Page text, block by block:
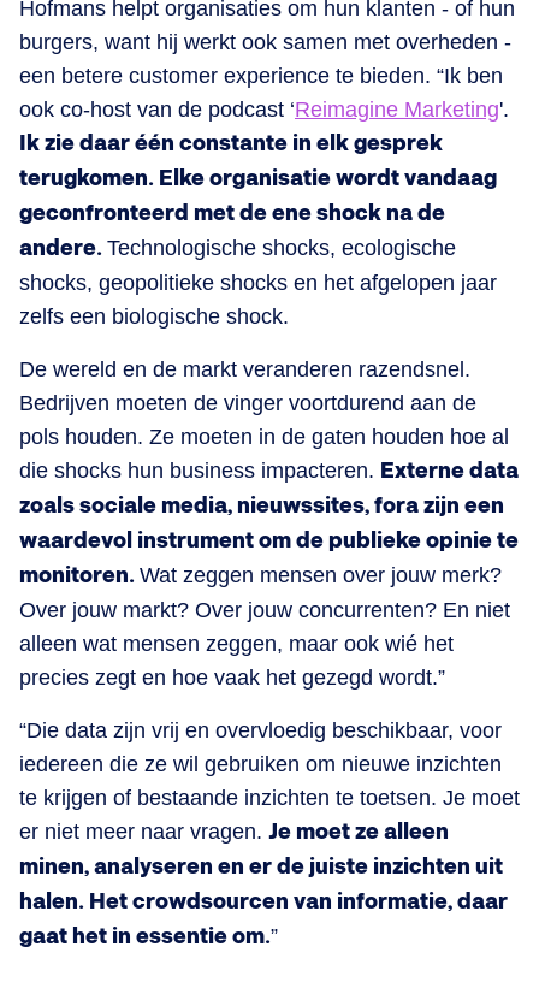
Hofmans helpt organisaties om hun klanten - of hun
burgers, want hij werkt ook samen met overheden -
een betere customer experience te bieden. “Ik ben
ook co-host van de podcast ‘Reimagine Marketing'.
Ik zie daar één constante in elk gesprek
terugkomen. Elke organisatie wordt vandaag
geconfronteerd met de ene shock na de
andere. Technologische shocks, ecologische
shocks, geopolitieke shocks en het afgelopen jaar
zelfs een biologische shock.
De wereld en de markt veranderen razendsnel.
Bedrijven moeten de vinger voortdurend aan de
pols houden. Ze moeten in de gaten houden hoe al
die shocks hun business impacteren. Externe data
zoals sociale media, nieuwssites, fora zijn een
waardevol instrument om de publieke opinie te
monitoren. Wat zeggen mensen over jouw merk?
Over jouw markt? Over jouw concurrenten? En niet
alleen wat mensen zeggen, maar ook wié het
precies zegt en hoe vaak het gezegd wordt.”
“Die data zijn vrij en overvloedig beschikbaar, voor
iedereen die ze wil gebruiken om nieuwe inzichten
te krijgen of bestaande inzichten te toetsen. Je moet
er niet meer naar vragen. Je moet ze alleen
minen, analyseren en er de juiste inzichten uit
halen. Het crowdsourcen van informatie, daar
gaat het in essentie om.”